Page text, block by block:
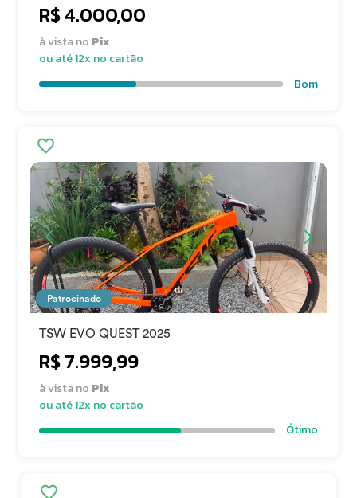
R$ 4.000,00
à vista no Pix
ou até 12x no cartão
Bom
Patrocinado
TSW EVO QUEST 2025
R$ 7.999,99
à vista no Pix
ou até 12x no cartão
Ótimo